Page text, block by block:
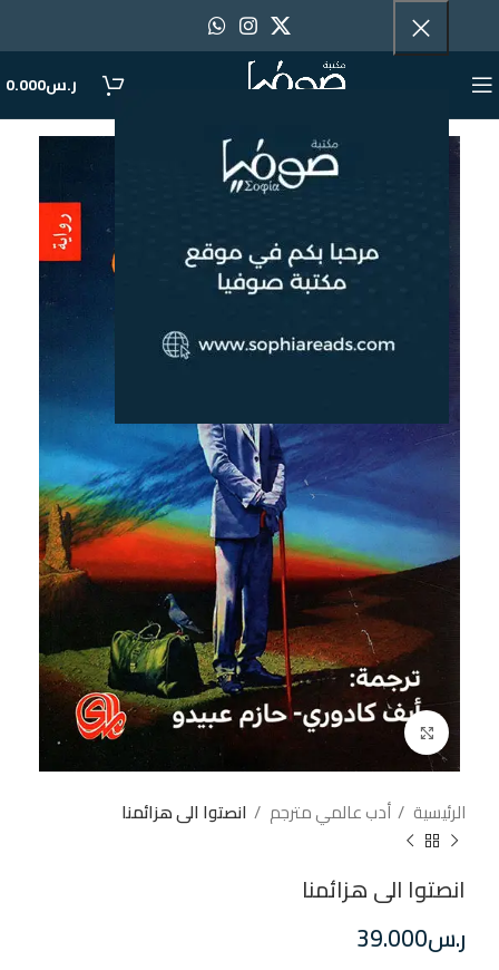
ر.س0.000
إضغط للتكبير
الرئيسية أدب عالمي مترجم انصتوا الى هزائمنا
انصتوا الى هزائمنا
ر.س39.000